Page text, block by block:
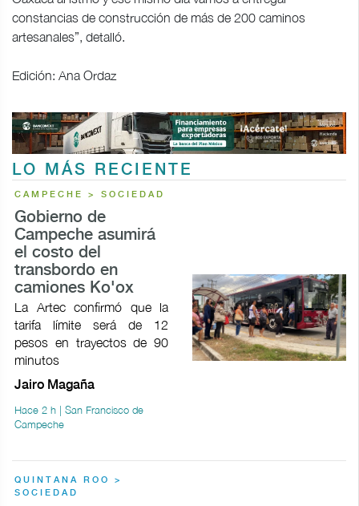
constancias de construcción de más de 200 caminos
artesanales”, detalló.
Edición: Ana Ordaz
LO MÁS RECIENTE
CAMPECHE > SOCIEDAD
Gobierno de
Campeche asumirá
el costo del
transbordo en
camiones Ko'ox
La Artec confirmó que la
tarifa límite será de 12
pesos en trayectos de 90
minutos
Jairo Magaña
Hace 2 h | San Francisco de
Campeche
QUINTANA ROO >
SOCIEDAD